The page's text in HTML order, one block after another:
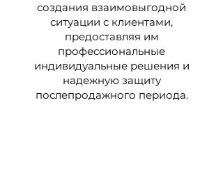
создания взаимовыгодной
ситуации с клиентами,
предоставляя им
профессиональные
индивидуальные решения и
надежную защиту
послепродажного периода.